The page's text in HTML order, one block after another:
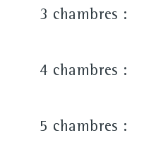
3 chambres :
4 chambres :
5 chambres :